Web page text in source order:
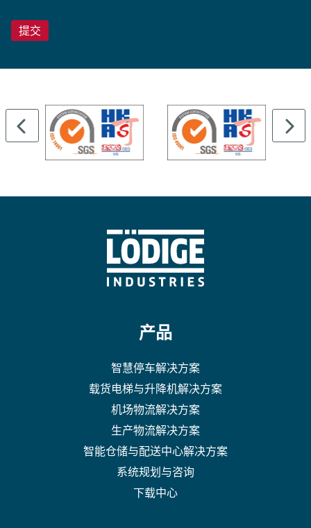
产品
智慧停车解决方案
载货电梯与升降机解决方案
机场物流解决方案
生产物流解决方案
智能仓储与配送中心解决方案
系统规划与咨询
下载中心